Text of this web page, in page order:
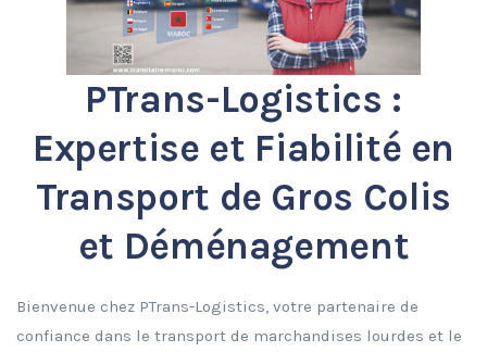
PTrans-Logistics :
Expertise et Fiabilité en
Transport de Gros Colis
et Déménagement
Bienvenue chez PTrans-Logistics, votre partenaire de
confiance dans le transport de marchandises lourdes et le